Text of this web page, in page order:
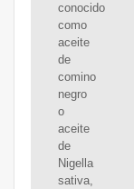
conocido
como
aceite
de
comino
negro
o
aceite
de
Nigella
sativa,